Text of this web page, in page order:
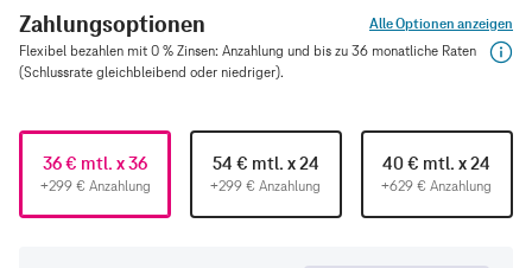
Zahlungsoptionen
Alle Optionen anzeigen
Flexibel bezahlen mit 0 % Zinsen: Anzahlung und bis zu 36 monatliche Raten
(Schlussrate gleichbleibend oder niedriger).
36 € mtl. x 36
+299 € Anzahlung
54 € mtl. x 24
+299 € Anzahlung
40 € mtl. x 24
+629 € Anzahlung